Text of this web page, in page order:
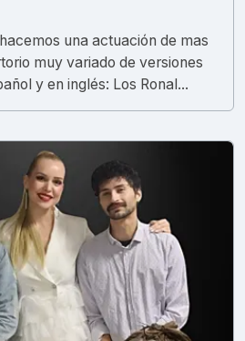
una actuación de mas
muy variado de versiones
y en inglés: Los Ronal...